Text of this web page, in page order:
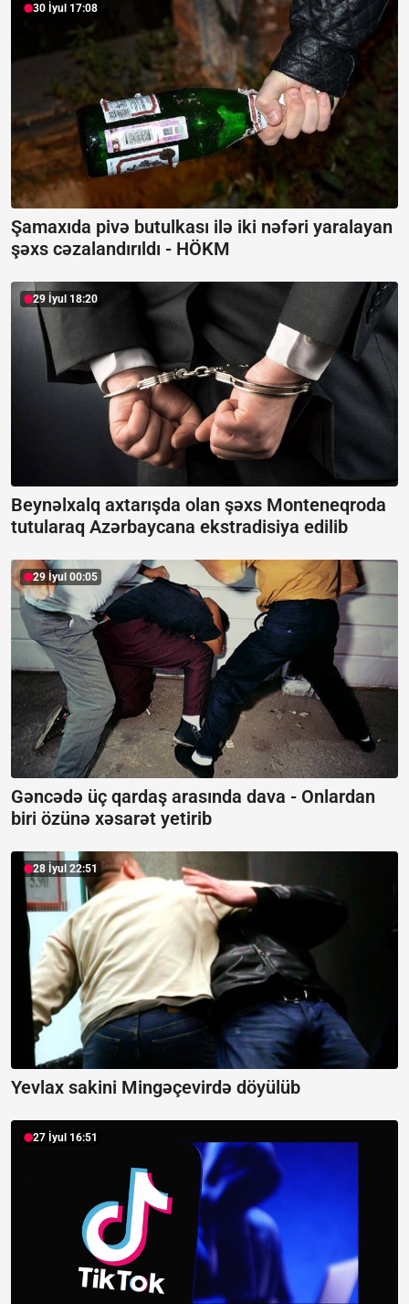
30 İyul 17:08
Şamaxıda pivə butulkası ilə iki nəfəri yaralayan
şəxs cəzalandırıldı - HÖKM
29 İyul 18:20
Beynəlxalq axtarışda olan şəxs Monteneqroda
tutularaq Azərbaycana ekstradisiya edilib
29 İyul 00:05
Gəncədə üç qardaş arasında dava - Onlardan
biri özünə xəsarət yetirib
28 İyul 22:51
Yevlax sakini Mingəçevirdə döyülüb
27 İyul 16:51